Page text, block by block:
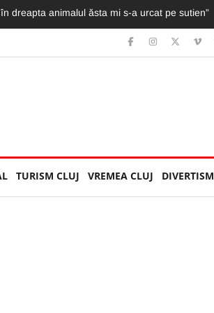
dreapta animalul ăsta mi s-a urcat pe sutien”
TURISM CLUJ VREMEA CLUJ